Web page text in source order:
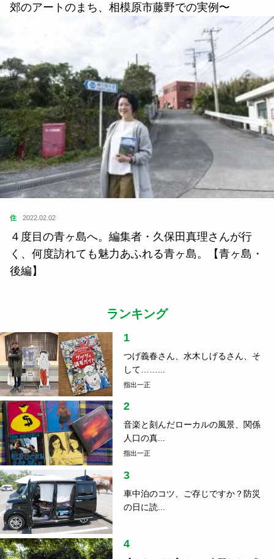
郊のアートのまち、相模原市藤野での実例〜
住 2022.02.02
４度目の青ヶ島へ。編集者・久保田真理さんが行
く、何度訪れても魅力あふれる青ヶ島。【青ヶ島・
後編】
ランキング
1
つげ義春さん、水木しげるさん、そ
して……...
指出一正
2
音楽と刻んだローカルの風景、関係
人口の真...
指出一正
3
車中泊のコツ、ご存じですか？防災
の日に読...
4